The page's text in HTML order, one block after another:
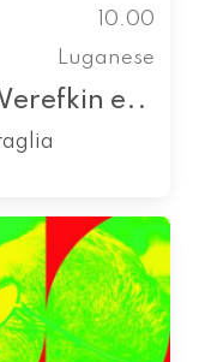
10.00
Luganese
e..